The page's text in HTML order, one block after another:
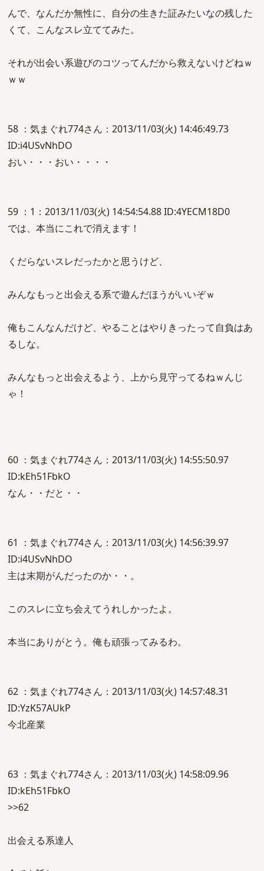
んで、なんだか無性に、自分の生きた証みたいなの残した
くて、こんなスレ立ててみた。
それが出会い系遊びのコツってんだから救えないけどねｗ
ｗｗ
58 ：気まぐれ774さん：2013/11/03(火) 14:46:49.73
ID:i4USvNhDO
おい・・・おい・・・・
59 ：1：2013/11/03(火) 14:54:54.88 ID:4YECM18D0
では、本当にこれで消えます！
くだらないスレだったかと思うけど、
みんなもっと出会える系で遊んだほうがいいぞｗ
俺もこんなんだけど、やることはやりきったって自負はあ
るしな。
みんなもっと出会えるよう、上から見守ってるねｗんじ
ゃ！
60 ：気まぐれ774さん：2013/11/03(火) 14:55:50.97
ID:kEh51FbkO
なん・・だと・・
61 ：気まぐれ774さん：2013/11/03(火) 14:56:39.97
ID:i4USvNhDO
主は末期がんだったのか・・。
このスレに立ち会えてうれしかったよ。
本当にありがとう。俺も頑張ってみるわ。
62 ：気まぐれ774さん：2013/11/03(火) 14:57:48.31
ID:YzK57AUkP
今北産業
63 ：気まぐれ774さん：2013/11/03(火) 14:58:09.96
ID:kEh51FbkO
>>62
出会える系達人